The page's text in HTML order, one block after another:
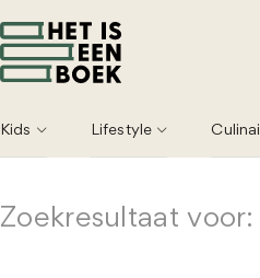
Kids Lifestyle
Zoekresultaat voor: